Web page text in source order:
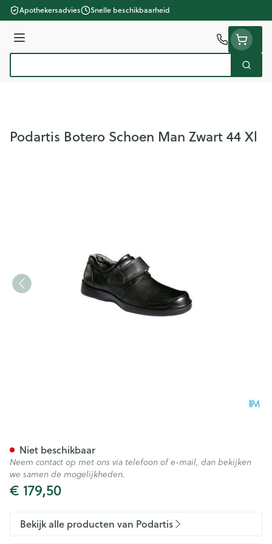
Ga naar de inhoud
Apothekersadvies Snelle beschikbaarheid
Menu
Zoek
Podartis Botero Schoen Man Zwart 44 Xl
€ 179,50
Niet beschikbaar
Neem contact op met ons via telefoon of e-mail, dan bekijken
we samen de mogelijkheden.
Bekijk alle producten van Podartis